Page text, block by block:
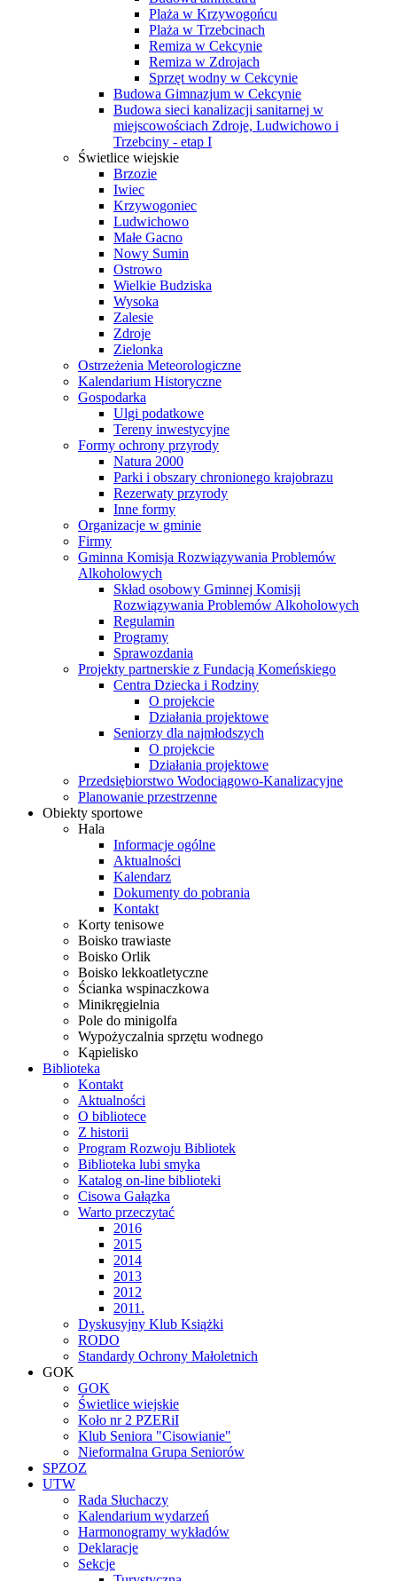
Plaża w Krzywogońcu
Plaża w Trzebcinach
Remiza w Cekcynie
Remiza w Zdrojach
Sprzęt wodny w Cekcynie
Budowa Gimnazjum w Cekcynie
Budowa sieci kanalizacji sanitarnej w
miejscowościach Zdroje, Ludwichowo i
Trzebciny - etap I
Świetlice wiejskie
Brzozie
Iwiec
Krzywogoniec
Ludwichowo
Małe Gacno
Nowy Sumin
Ostrowo
Wielkie Budziska
Wysoka
Zalesie
Zdroje
Zielonka
Ostrzeżenia Meteorologiczne
Kalendarium Historyczne
Gospodarka
Ulgi podatkowe
Tereny inwestycyjne
Formy ochrony przyrody
Natura 2000
Parki i obszary chronionego krajobrazu
Rezerwaty przyrody
Inne formy
Organizacje w gminie
Firmy
Gminna Komisja Rozwiązywania Problemów
Alkoholowych
Skład osobowy Gminnej Komisji
Rozwiązywania Problemów Alkoholowych
Regulamin
Programy
Sprawozdania
Projekty partnerskie z Fundacją Komeńskiego
Centra Dziecka i Rodziny
O projekcie
Działania projektowe
Seniorzy dla najmłodszych
O projekcie
Działania projektowe
Przedsiębiorstwo Wodociągowo-Kanalizacyjne
Planowanie przestrzenne
Obiekty sportowe
Hala
Informacje ogólne
Aktualności
Kalendarz
Dokumenty do pobrania
Kontakt
Korty tenisowe
Boisko trawiaste
Boisko Orlik
Boisko lekkoatletyczne
Ścianka wspinaczkowa
Minikręgielnia
Pole do minigolfa
Wypożyczalnia sprzętu wodnego
Kąpielisko
Biblioteka
Kontakt
Aktualności
O bibliotece
Z historii
Program Rozwoju Bibliotek
Biblioteka lubi smyka
Katalog on-line biblioteki
Cisowa Gałązka
Warto przeczytać
2016
2015
2014
2013
2012
2011.
Dyskusyjny Klub Książki
RODO
Standardy Ochrony Małoletnich
GOK
GOK
Świetlice wiejskie
Koło nr 2 PZERiI
Klub Seniora "Cisowianie"
Nieformalna Grupa Seniorów
SPZOZ
UTW
Rada Słuchaczy
Kalendarium wydarzeń
Harmonogramy wykładów
Deklaracje
Sekcje